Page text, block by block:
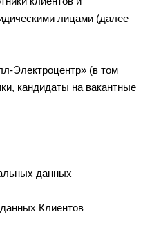
лицами (далее –
(в том
кандидаты на вакантные
данных
Клиентов